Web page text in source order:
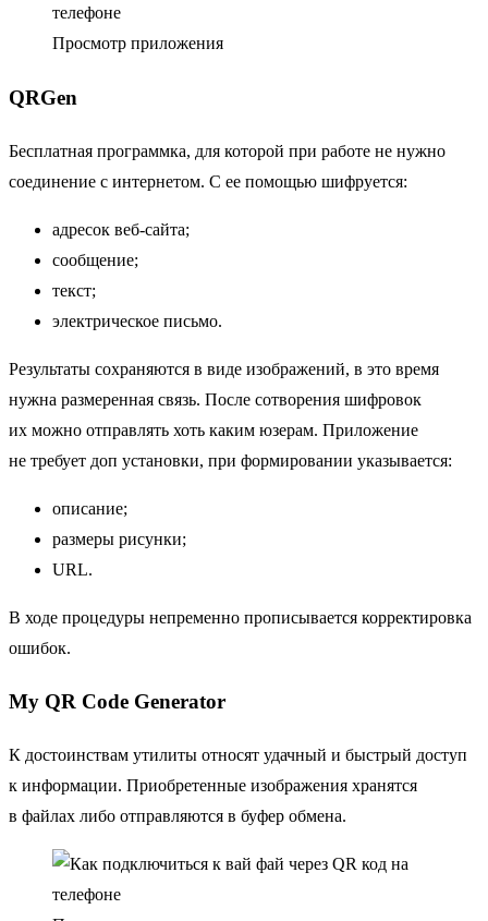
Просмотр приложения
QRGen
Бесплатная программка, для которой при работе не нужно
соединение с интернетом. С ее помощью шифруется:
адресок веб-сайта;
сообщение;
текст;
электрическое письмо.
Результаты сохраняются в виде изображений, в это время
нужна размеренная связь. После сотворения шифровок
их можно отправлять хоть каким юзерам. Приложение
не требует доп установки, при формировании указывается:
описание;
размеры рисунки;
URL.
В ходе процедуры непременно прописывается корректировка
ошибок.
My QR Code Generator
К достоинствам утилиты относят удачный и быстрый доступ
к информации. Приобретенные изображения хранятся
в файлах либо отправляются в буфер обмена.